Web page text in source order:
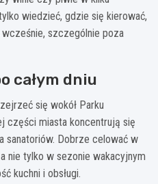
wiedzieć, gdzie się kierować,
szczególnie poza
całym dniu
się wokół Parku
części miasta koncentrują się
sanatoriów. Dobrze celować w
nie tylko w sezonie wakacyjnym
kuchni i obsługi.